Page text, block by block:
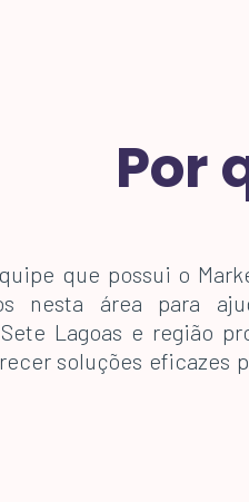
Por
que possui o
nesta área para
Lagoas e região
soluções eficazes